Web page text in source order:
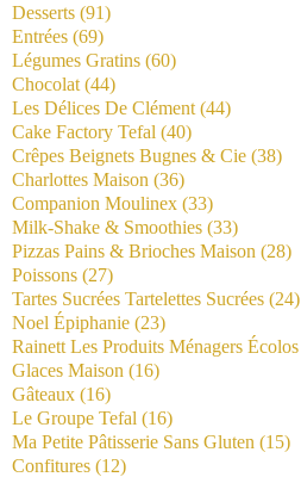
Desserts (91)
Entrées (69)
Légumes Gratins (60)
Chocolat (44)
Les Délices De Clément (44)
Cake Factory Tefal (40)
Crêpes Beignets Bugnes & Cie (38)
Charlottes Maison (36)
Companion Moulinex (33)
Milk-Shake & Smoothies (33)
Pizzas Pains & Brioches Maison (28)
Poissons (27)
Tartes Sucrées Tartelettes Sucrées (24)
Noel Épiphanie (23)
Rainett Les Produits Ménagers Écolos
Glaces Maison (16)
Gâteaux (16)
Le Groupe Tefal (16)
Ma Petite Pâtisserie Sans Gluten (15)
Confitures (12)